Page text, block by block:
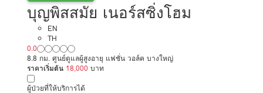
บุญพิสสมัย เนอร์สซิ่งโฮม
EN
TH
0.0
8.8 กม. ศูนย์ดูแลผู้สูงอายุ แฟชั่น วอล์ค บางใหญ่
ราคาเริ่มต้น 18,000 บาท
ผู้ป่วยที่ให้บริการได้